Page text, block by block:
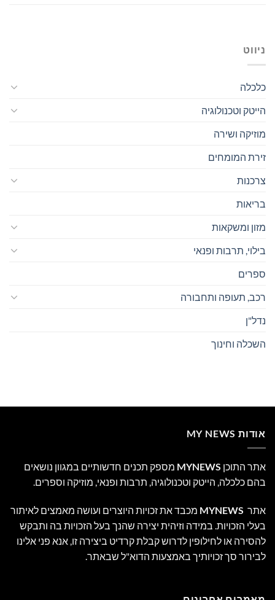
ניווט
כלכלה
הייטק וטכנולוגיה
מוזיקה ושירה
זירת המומחים
צרכנות
בריאות
מזון ומשקאות
בילוי, תרבות ופנאי
ספרים
רכב, תעופה ותחבורה
נדל"ן
השכלה וחינוך
אודות MY NEWS
אתר התוכן MYNEWS מספק תכנים חדשותיים במגוון נושאים
בהם כלכלה, הייטק וטכנולוגיה, תרבות ופנאי, מוזיקה וספרים.
אתר MYNEWS מכבד את זכויות היוצרים ועושה מאמצים לאיתור
בעלי הזכויות. במידה וזיהית יצירה שהנך בעל הזכויות בה ותבקש
להסירה או לחילופין לדרוש קבלת קרדיט ביצירה זו, אנא פני אלינו
לבירור סך זכויותיך באמצעות הדוא"ל שבאתר.